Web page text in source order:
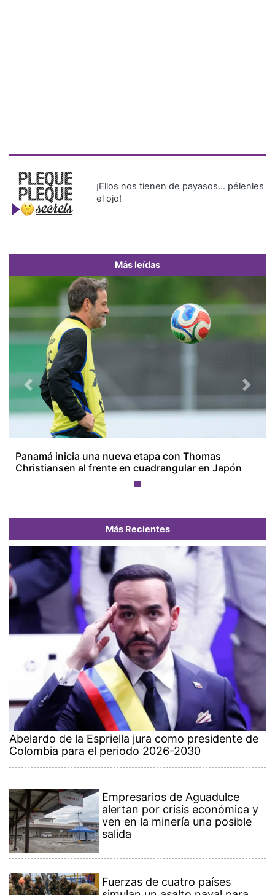
¡Ellos nos tienen de payasos… pélenles
el ojo!
Más leídas
Panamá inicia una nueva etapa con Thomas
Christiansen al frente en cuadrangular en Japón
Previous Next
Más Recientes
Abelardo de la Espriella jura como presidente de
Colombia para el periodo 2026-2030
Empresarios de Aguadulce
alertan por crisis económica y
ven en la minería una posible
salida
Fuerzas de cuatro países